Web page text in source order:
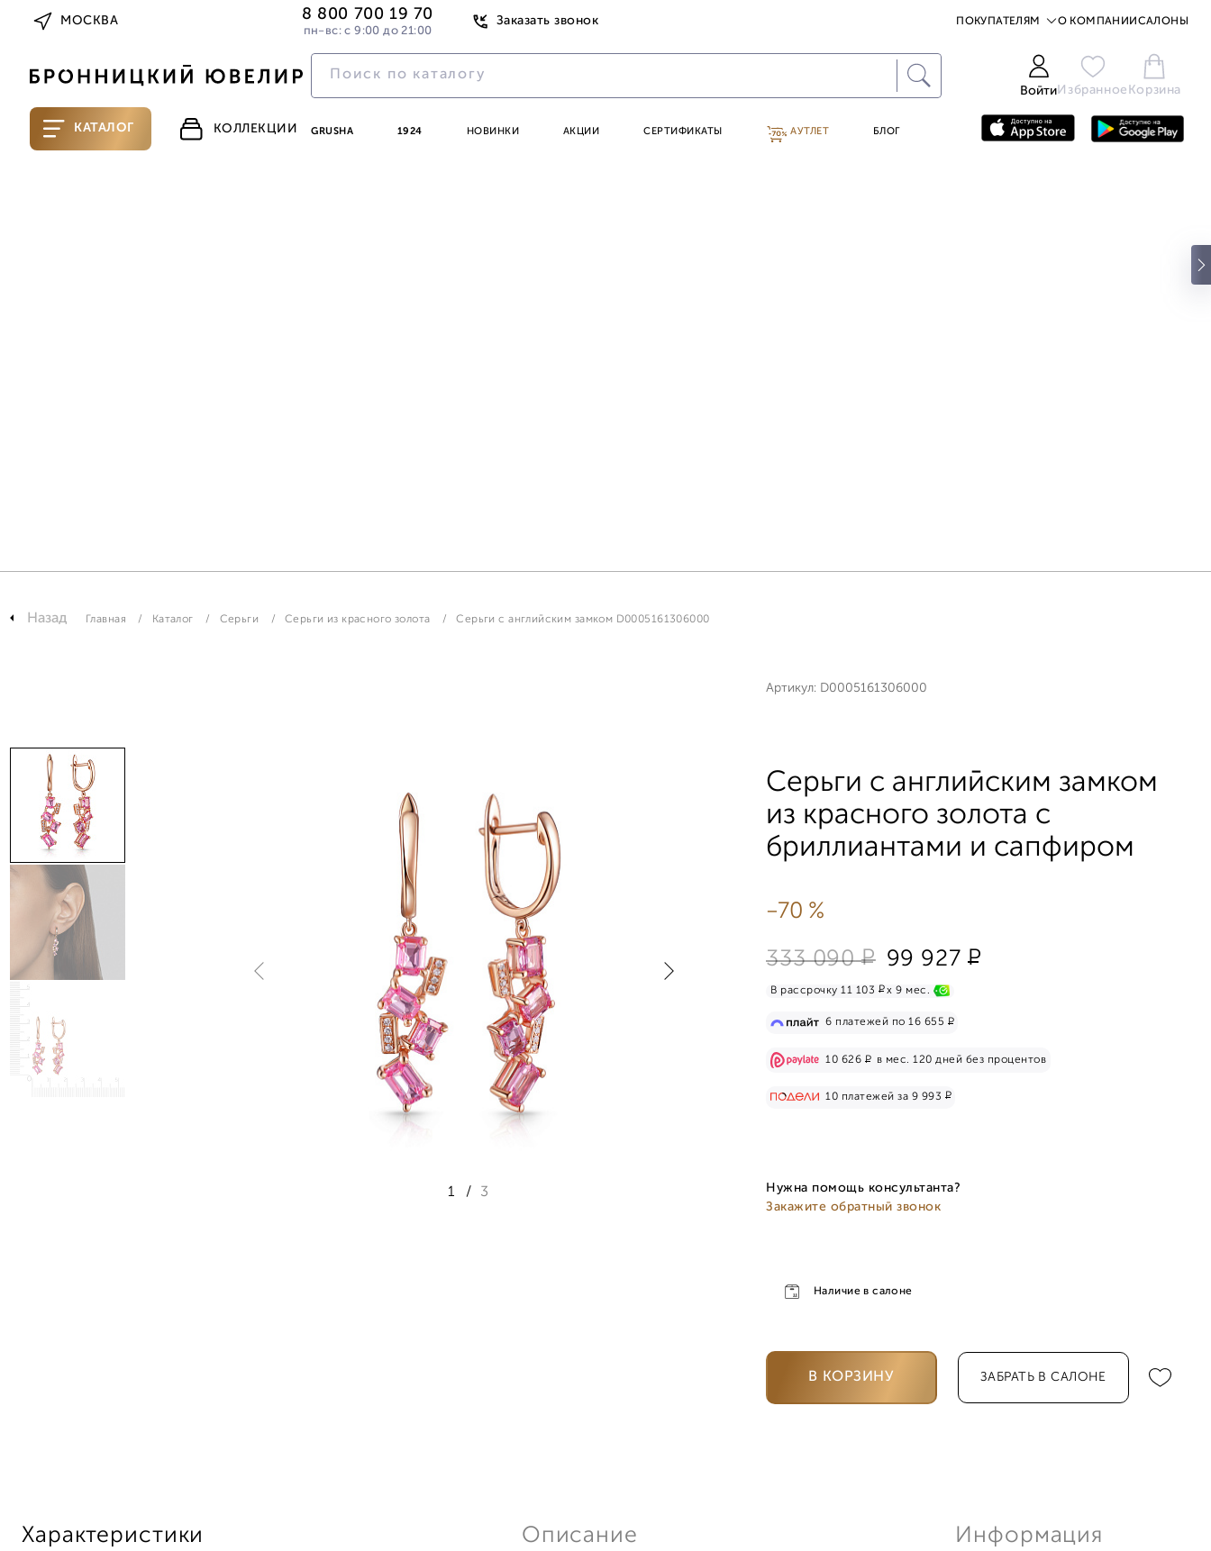
МОСКВА 8 800 700 19 70
пн-вс: с 9:00 до 21:00
Заказать звонок ПОКУПАТЕЛЯМ О КОМПАНИИ САЛОНЫ
ВойтиИзбранное Корзина
КАТАЛОГ КОЛЛЕКЦИИ GRUSHA 1924 НОВИНКИ АКЦИИ СЕРТИФИКАТЫ АУТЛЕТ БЛОГ
Назад Главная Каталог Серьги Серьги из красного золота Серьги с английским замком D0005161306000
Артикул: D0005161306000
1 / 3
Серьги с английским замком
из красного золота с
бриллиантами и сапфиром
-70 %
333 090 Р 99 927 Р
В рассрочку 11 103 Рx 9 мес.
6 платежей по 16 655 Р
10 626 Рв мес. 120 дней без процентов
10 платежей за 9 993 Р
Нужна помощь консультанта?
Закажите обратный звонок
Наличие в салоне
В КОРЗИНУ ЗАБРАТЬ В САЛОНЕ
Характеристики Описание Информация